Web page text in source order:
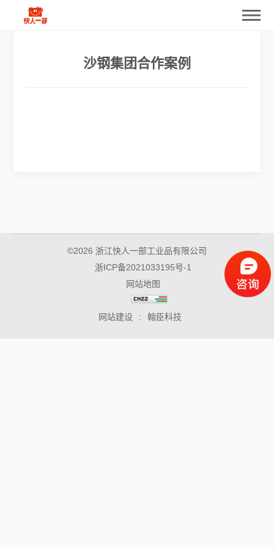
沙钢集团合作案例
©2026 浙江快人一部工业品有限公司
浙ICP备2021033195号-1
网站地图
网站建设 : 翰臣科技